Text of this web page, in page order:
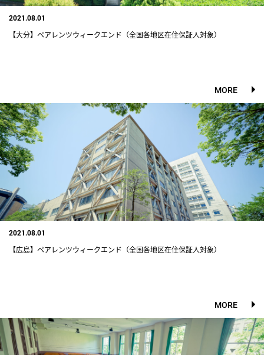
2021.08.01
【大分】ペアレンツウィークエンド（全国各地区在住保証人対象）
MORE
2021.08.01
【広島】ペアレンツウィークエンド（全国各地区在住保証人対象）
MORE